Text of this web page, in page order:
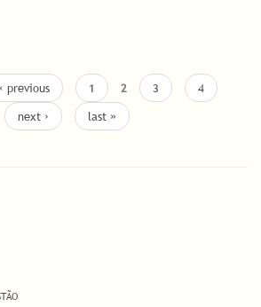
‹ previous 1 2 3
4
next ›
last »